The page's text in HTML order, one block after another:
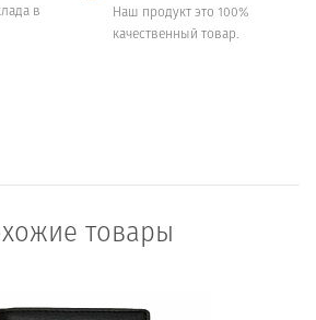
в
Наш продукт это 100%
качественный товар.
товары